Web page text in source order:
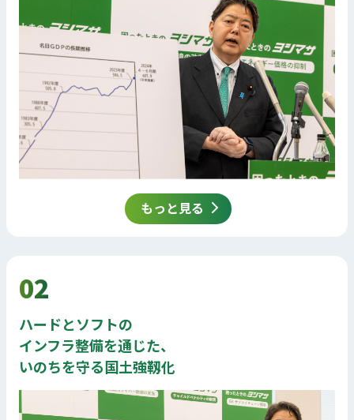
もっと見る
02
ハードとソフトの
インフラ整備を通じた、
いのちを守る国土強靱化